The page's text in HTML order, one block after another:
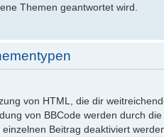
Themen geantwortet wird.
von HTML, die dir
von BBCode werden durch
Beitrag deaktiviert